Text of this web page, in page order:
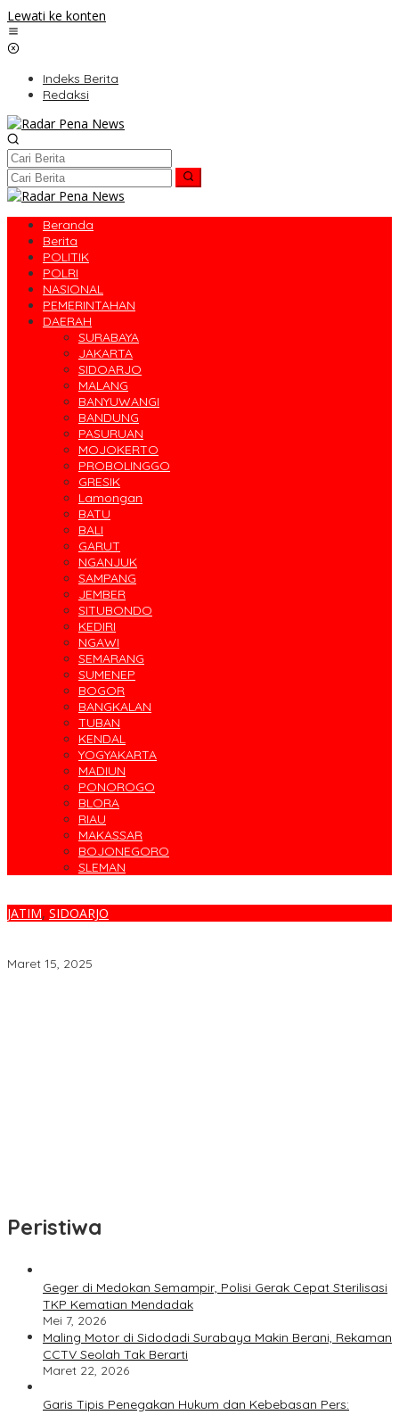
Lewati ke konten
Indeks Berita
Redaksi
Beranda
Berita
POLITIK
POLRI
NASIONAL
PEMERINTAHAN
DAERAH
SURABAYA
JAKARTA
SIDOARJO
MALANG
BANYUWANGI
BANDUNG
PASURUAN
MOJOKERTO
PROBOLINGGO
GRESIK
Lamongan
BATU
BALI
GARUT
NGANJUK
SAMPANG
JEMBER
SITUBONDO
KEDIRI
NGAWI
SEMARANG
SUMENEP
BOGOR
BANGKALAN
TUBAN
KENDAL
YOGYAKARTA
MADIUN
PONOROGO
BLORA
RIAU
MAKASSAR
BOJONEGORO
SLEMAN
JATIM, SIDOARJO
Maret 15, 2025
Peristiwa
Geger di Medokan Semampir, Polisi Gerak Cepat Sterilisasi
TKP Kematian Mendadak
Mei 7, 2026
Maling Motor di Sidodadi Surabaya Makin Berani, Rekaman
CCTV Seolah Tak Berarti
Maret 22, 2026
Garis Tipis Penegakan Hukum dan Kebebasan Pers: